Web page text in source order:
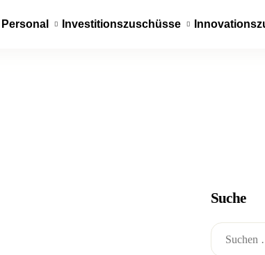
Personal Investitionszuschüsse
Suche